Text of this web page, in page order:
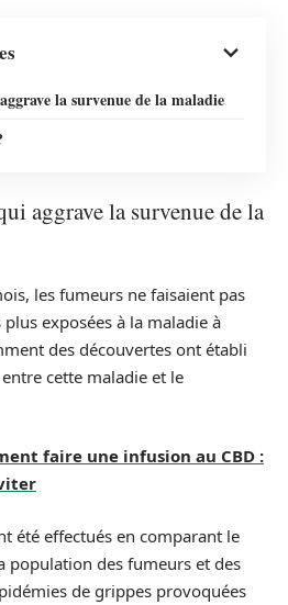
la survenue de la maladie
aggrave la survenue de la
les fumeurs ne faisaient pas
exposées à la maladie à
des découvertes ont établi
cette maladie et le
faire une infusion au CBD :
été effectués en comparant le
population des fumeurs et des
de grippes provoquées